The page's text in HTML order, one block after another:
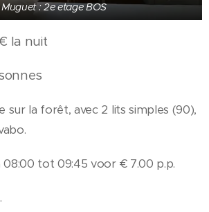
Muguet : 2e etage BOS
la nuit
sur la forêt, avec 2 lits simples (90),
08:00 tot 09:45 voor € 7.00 p.p.